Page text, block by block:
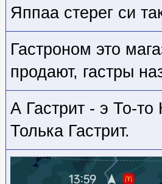
Яппаа стерег си
Гастроном это
продают, гастры
А Гастрит - э То-то
Толька Гастрит.